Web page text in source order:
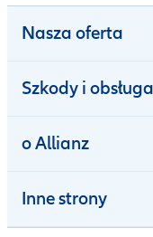
Nasza oferta
Szkody i obsługa
o Allianz
Inne strony